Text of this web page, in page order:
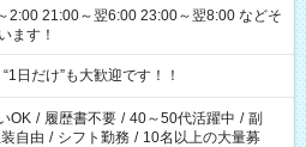
2:00 21:00～翌6:00 23:00～翌8:00 などそ
ます！
日だけ”も大歓迎です！！
OK / 履歴書不要 / 40～50代活躍中 / 副
自由 / シフト勤務 / 10名以上の大量募